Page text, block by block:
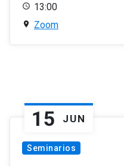
13:00
Zoom
15 JUN
Seminarios